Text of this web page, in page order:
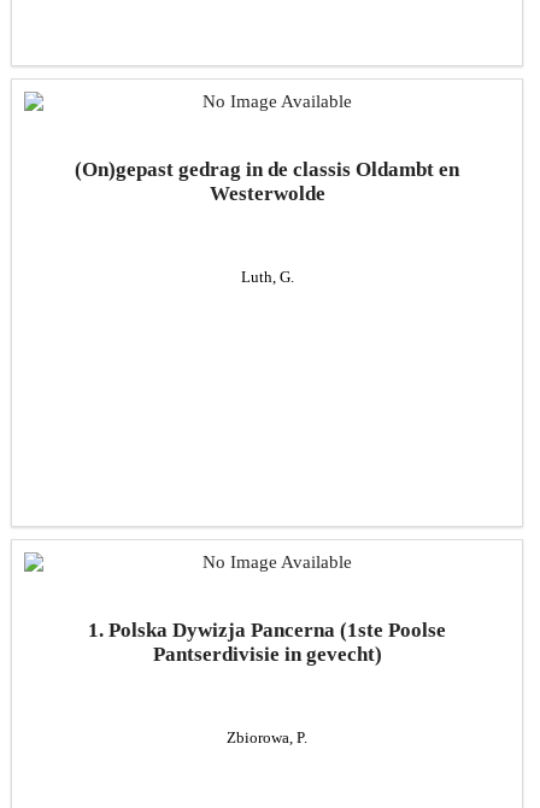
(On)gepast gedrag in de classis Oldambt en
Westerwolde
Luth, G.
1. Polska Dywizja Pancerna (1ste Poolse
Pantserdivisie in gevecht)
Zbiorowa, P.